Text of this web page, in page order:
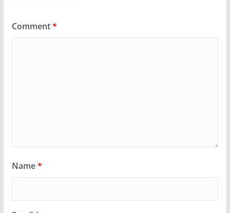
Comment*
Name*